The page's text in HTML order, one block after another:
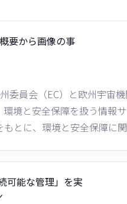
要から画像の事
委員会（EC）と欧州宇宙
境と安全保障を扱う情報
とに、環境と安全保障に
可能な管理」を実